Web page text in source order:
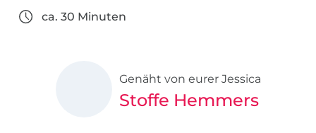
ca. 30 Minuten
Genäht von eurer Jessica
Stoffe Hemmers